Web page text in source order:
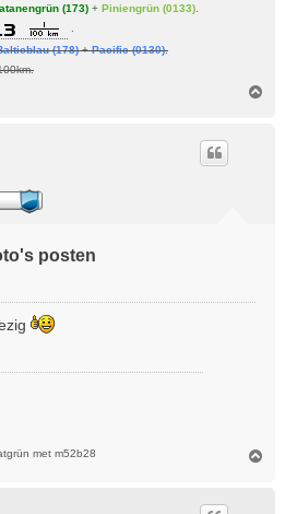
(173) + Piniengrün (0133)
(178)+Pacific (0130).
posten
met m52b28